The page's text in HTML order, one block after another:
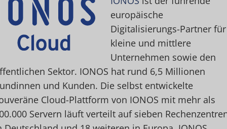
europäische
Digitalisierungs-Partner für
kleine und mittlere
Unternehmen sowie den
Sektor. IONOS hat rund 6,5 Millionen
und Kunden. Die selbst entwickelte
Cloud-Plattform von IONOS mit mehr als
Servern läuft verteilt auf sieben